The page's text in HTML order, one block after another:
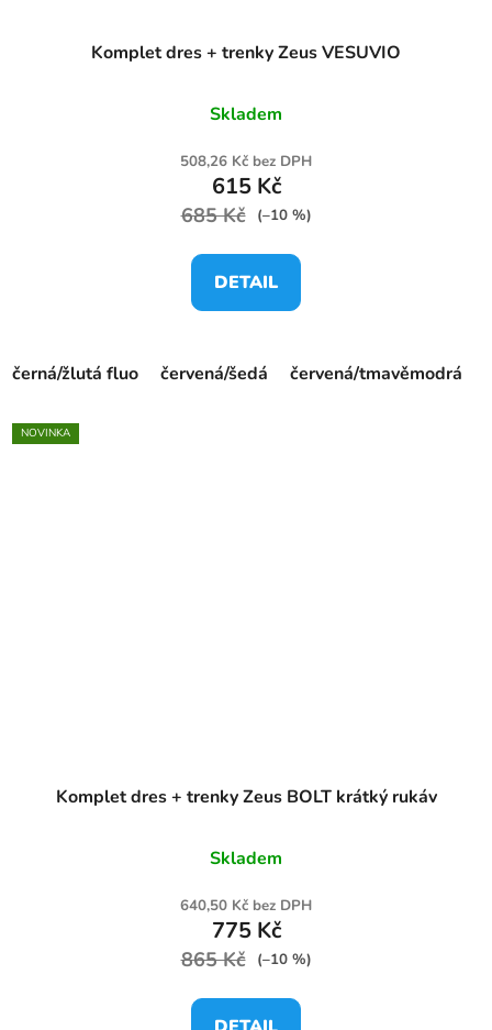
Komplet dres + trenky Zeus VESUVIO
Skladem
508,26 Kč bez DPH
615 Kč
685 Kč (–10 %)
DETAIL
černá/žlutá fluo červená/šedá červená/tmavěmodrá
NOVINKA
Komplet dres + trenky Zeus BOLT krátký rukáv
Skladem
640,50 Kč bez DPH
775 Kč
865 Kč (–10 %)